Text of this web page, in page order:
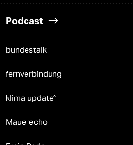
Podcast
bundestalk
fernverbindung
klima update°
Mauerecho